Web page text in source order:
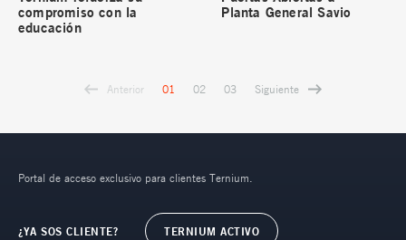
compromiso con la
educación
Planta General Savio
Anterior 01 02 03 Siguiente
Portal de acceso exclusivo para clientes Ternium.
¿YA SOS CLIENTE? TERNIUM ACTIVO